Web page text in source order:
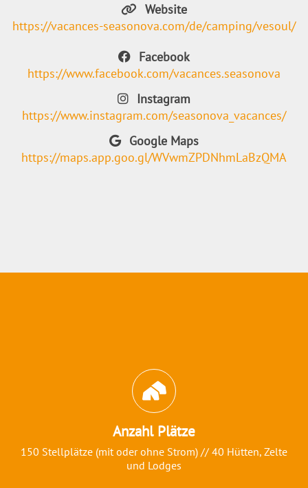
Website
https://vacances-seasonova.com/de/camping/vesoul/
Facebook
https://www.facebook.com/vacances.seasonova
Instagram
https://www.instagram.com/seasonova_vacances/
Google Maps
https://maps.app.goo.gl/WVwmZPDNhmLaBzQMA
Abschnitt für Icons und Features
Anzahl Plätze
150 Stellplätze (mit oder ohne Strom) // 40 Hütten, Zelte
und Lodges